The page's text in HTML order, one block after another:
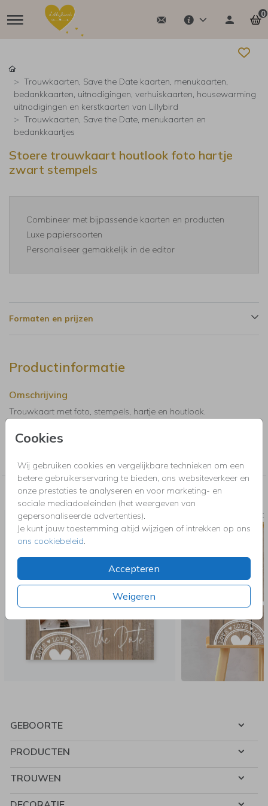
0
Cookies
Wij gebruiken cookies en vergelijkbare technieken om een
betere gebruikerservaring te bieden, ons websiteverkeer en
onze prestaties te analyseren en voor marketing- en
sociale mediadoeleinden (het weergeven van
gepersonaliseerde advertenties).
Je kunt jouw toestemming altijd wijzigen of intrekken op ons
ons cookiebeleid
Accepteren
Weigeren
Trouwkaarten, Save the Date kaarten, menukaarten,
bedankkaarten, uitnodigingen, verhuiskaarten, housewarming
uitnodigingen en kerstkaarten van Lillybird
Trouwkaarten, Save the Date, menukaarten en
bedankkaartjes
Stoere trouwkaart houtlook foto hartje
zwart stempels
Combineer met bijpassende kaarten en producten
Luxe papiersoorten
Personaliseer gemakkelijk in de editor
Formaten en prijzen
Productinformatie
Omschrijving
Trouwkaart met foto, stempels, hartje en houtlook.
Collectie
Nog meer in deze stijl voor jou
SAVE THE DATE
GEBOORTE
PRODUCTEN
TROUWEN